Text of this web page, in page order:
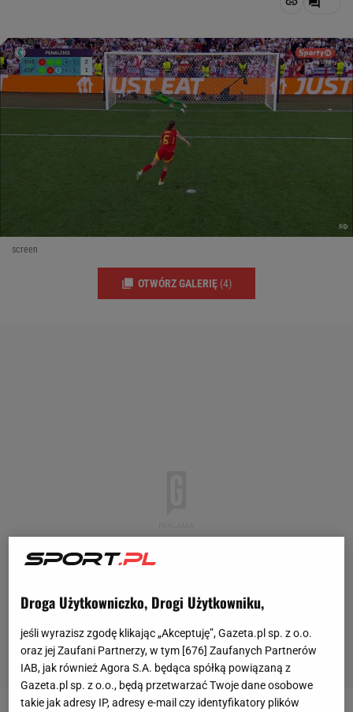
screen
OTWÓRZ GALERIĘ (4)
Droga Użytkowniczko, Drogi Użytkowniku,
jeśli wyrazisz zgodę klikając „Akceptuję”, Gazeta.pl sp. z o.o.
oraz jej Zaufani Partnerzy, w tym [676] Zaufanych Partnerów
IAB, jak również Agora S.A. będąca spółką powiązaną z
Gazeta.pl sp. z o.o., będą przetwarzać Twoje dane osobowe
takie jak adresy IP, adresy e-mail czy identyfikatory plików